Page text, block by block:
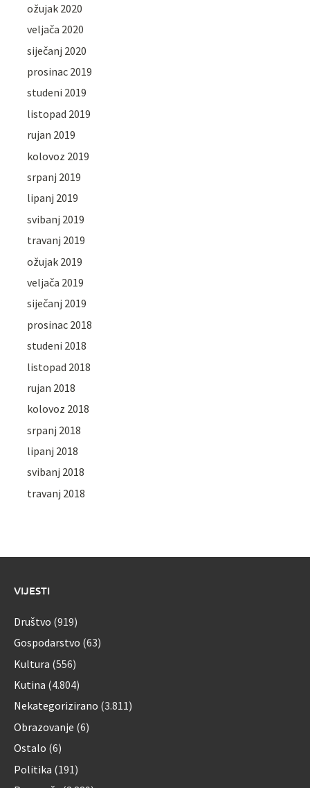
ožujak 2020
veljača 2020
siječanj 2020
prosinac 2019
studeni 2019
listopad 2019
rujan 2019
kolovoz 2019
srpanj 2019
lipanj 2019
svibanj 2019
travanj 2019
ožujak 2019
veljača 2019
siječanj 2019
prosinac 2018
studeni 2018
listopad 2018
rujan 2018
kolovoz 2018
srpanj 2018
lipanj 2018
svibanj 2018
travanj 2018
VIJESTI
Društvo (919)
Gospodarstvo (63)
Kultura (556)
Kutina (4.804)
Nekategorizirano (3.811)
Obrazovanje (6)
Ostalo (6)
Politika (191)